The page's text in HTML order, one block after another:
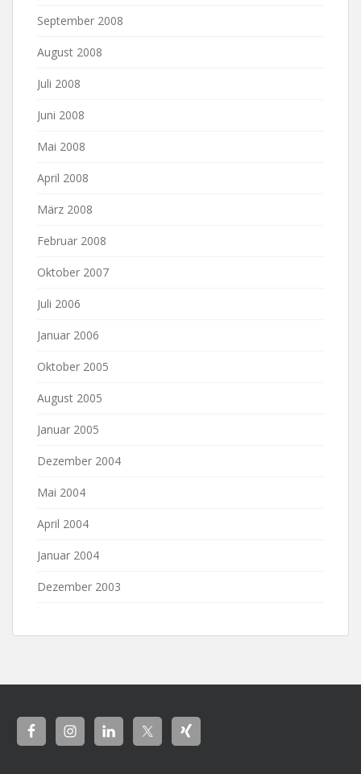
September 2008
August 2008
Juli 2008
Juni 2008
Mai 2008
April 2008
März 2008
Februar 2008
Oktober 2007
Juli 2006
Januar 2006
Oktober 2005
August 2005
Januar 2005
Dezember 2004
Mai 2004
April 2004
Januar 2004
Dezember 2003